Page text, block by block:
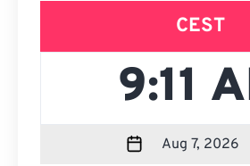
CEST